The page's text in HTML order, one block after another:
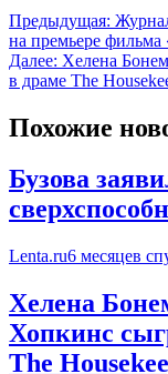
Предыдущая:
на премьере
Далее: Хелена
в драме The
Похожие
Бузова
Lenta.ru6 месяцев
Хелена
Хопкинс
The